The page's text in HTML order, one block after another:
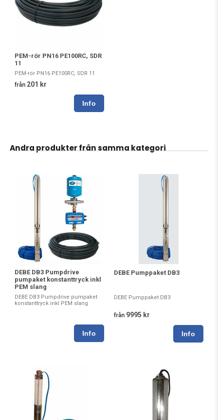
PEM-rör PN16 PE100RC, SDR
11
PEM-rör PN16 PE100RC, SDR 11
från 201 kr
Andra produkter från samma kategori
DEBE DB3 Pumpdrive
pumpaket konstanttryck inkl
PEM slang
DEBE DB3 Pumpdrive pumpaket
konstanttryck inkl PEM slang
DEBE Pumppaket DB3
DEBE Pumppaket DB3
från 9995 kr